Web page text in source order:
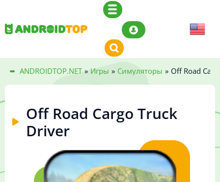
ANDROIDTOP.NET » Игры » Симуляторы » Off Road
Off Road Cargo Truck
Driver